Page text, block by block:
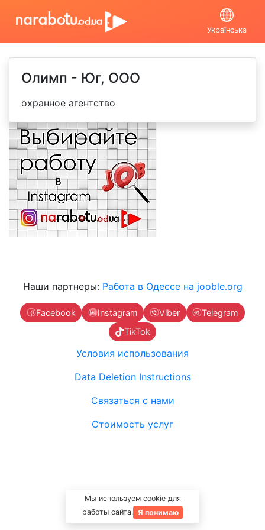
Мы используем cookie для
работы сайта. Я понимаю
Українська
Олимп - Юг, ООО
охранное агентство
Наши партнеры: Работа в Одессе на jooble.org
Facebook Instagram Viber
Telegram
TikTok
Условия использования
Data Deletion Instructions
Связаться с нами
Стоимость услуг